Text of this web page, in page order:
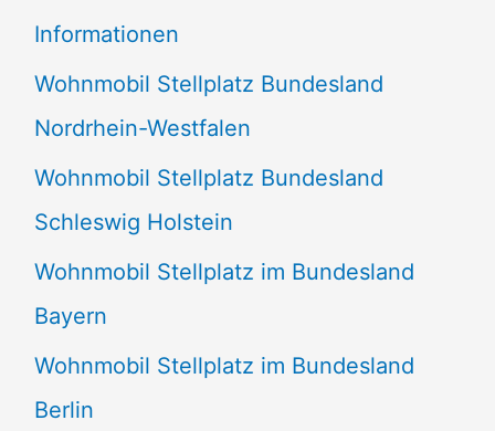
n
n
a
c
h
:
Informationen
Wohnmobil Stellplatz Bundesland
Nordrhein-Westfalen
Wohnmobil Stellplatz Bundesland
Schleswig Holstein
Wohnmobil Stellplatz im Bundesland
Bayern
Wohnmobil Stellplatz im Bundesland
Berlin